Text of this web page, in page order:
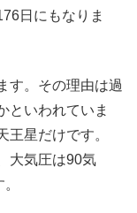
日にもなりま
す。その理由は過
といわれていま
星だけです。
大気圧は90気